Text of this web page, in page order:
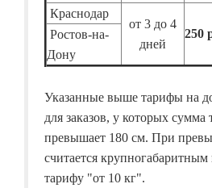
Краснодар
от 3 до 4
дней
250
Ростов-на-
Дону
Указанные выше тарифы на
для заказов, у которых сумма
превышает 180 см. При
считается крупногабаритным
тарифу "от 10 кг".